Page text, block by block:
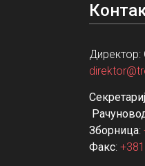
Зборница:
Факс: